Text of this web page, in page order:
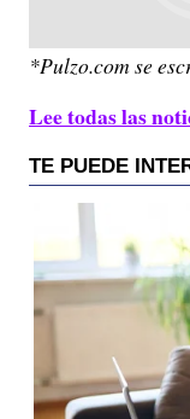
*Pulzo.com se
Lee todas las